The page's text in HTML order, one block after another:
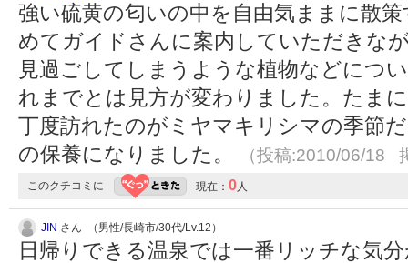
強い硫黄の匂いの中を自由気ままに散
めてガイドさんに案内していただきな
見過ごしてしまうような植物などにつ
れまでとは見方が変わりました。たま
丁度訪れたのがミヤマキリシマの季節
の保養になりました。
（投稿:2010/06/18
このクチコミに 現在： 0人
JIN さん （男性/長崎市/30代/Lv.12）
日帰りできる温泉では一番リッチな気